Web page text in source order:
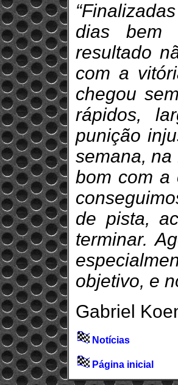
dias bem
resultado
com a
chegou
rápidos,
punição
semana, na
bom com a
de pista,
terminar.
objetivo, e
Gabriel
Notícias
Página inicial